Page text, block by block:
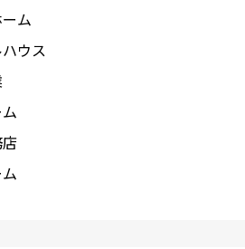
ム
ウス